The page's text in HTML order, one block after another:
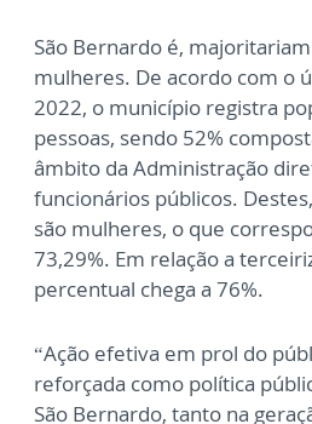
São Bernardo é,
mulheres. De acordo com o
2022, o município registra
pessoas, sendo 52%
âmbito da Administração
funcionários públicos.
são mulheres, o que
73,29%. Em relação a
percentual chega a 76%.
“Ação efetiva em prol do
reforçada como política
São Bernardo, tanto na